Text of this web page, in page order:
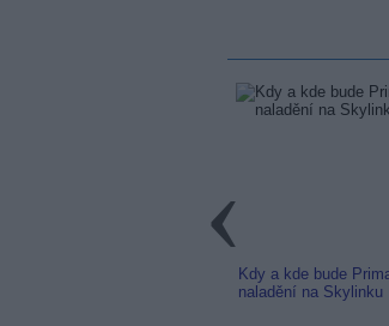
Kdy a kde bude
naladění na Skylinku